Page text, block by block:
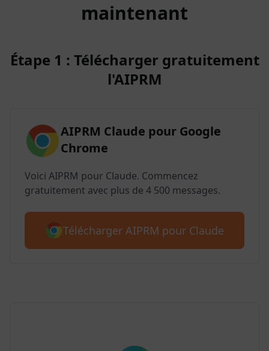
maintenant
Étape 1 : Télécharger gratuitement
l'AIPRM
AIPRM Claude pour Google
Chrome
Voici AIPRM pour Claude. Commencez
gratuitement avec plus de 4 500 messages.
Télécharger AIPRM pour Claude